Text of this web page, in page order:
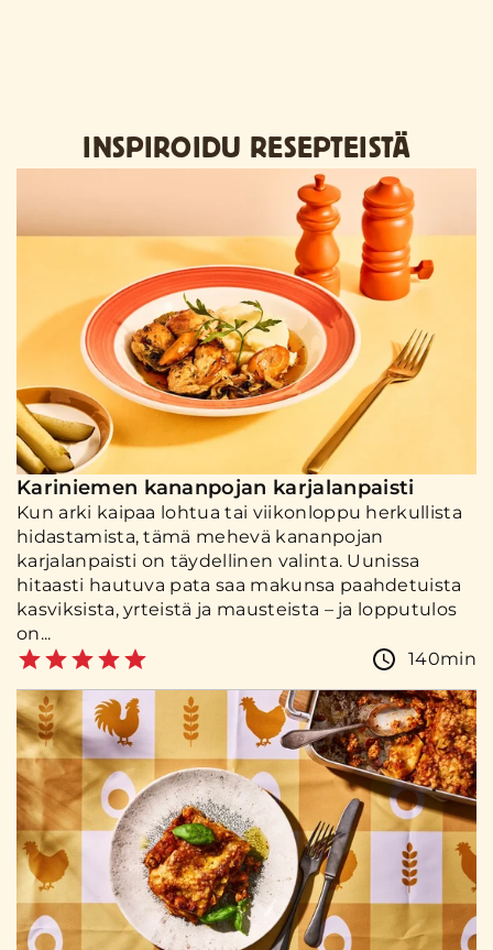
INSPIROIDU RESEPTEISTÄ
Kariniemen kananpojan karjalanpaisti
Kun arki kaipaa lohtua tai viikonloppu herkullista
hidastamista, tämä mehevä kananpojan
karjalanpaisti on täydellinen valinta. Uunissa
hitaasti hautuva pata saa makunsa paahdetuista
kasviksista, yrteistä ja mausteista – ja lopputulos
on...
140min